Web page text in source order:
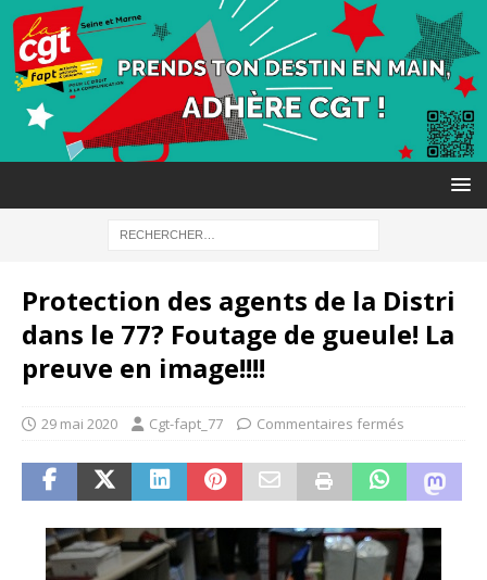
Protection des agents de la Distri
dans le 77? Foutage de gueule! La
preuve en image!!!!
29 mai 2020 Cgt-fapt_77 Commentaires fermés